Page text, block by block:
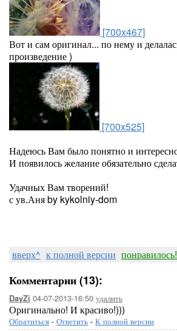
[700x467]
Вот и сам оригинал... по нему и
произведение )
[700x525]
Надеюсь Вам было понятно и
И появилось желание обязательно
Удачных Вам творений!
с ув.Аня by kykolniy-dom
вверх^ к полной версии понравилось!
Комментарии (13):
DayZi 04-07-2013-16:50 удалить
Оригинально! И красиво!)))
Обратиться - Ответить - К полной версии